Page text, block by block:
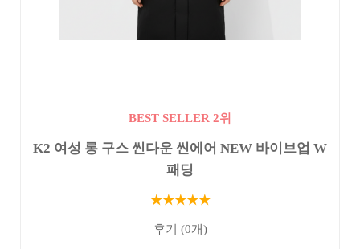
BEST SELLER 2위
K2 여성 롱 구스 씬다운 씬에어 NEW 바이브업 W
패딩
★★★★★
후기 (0개)